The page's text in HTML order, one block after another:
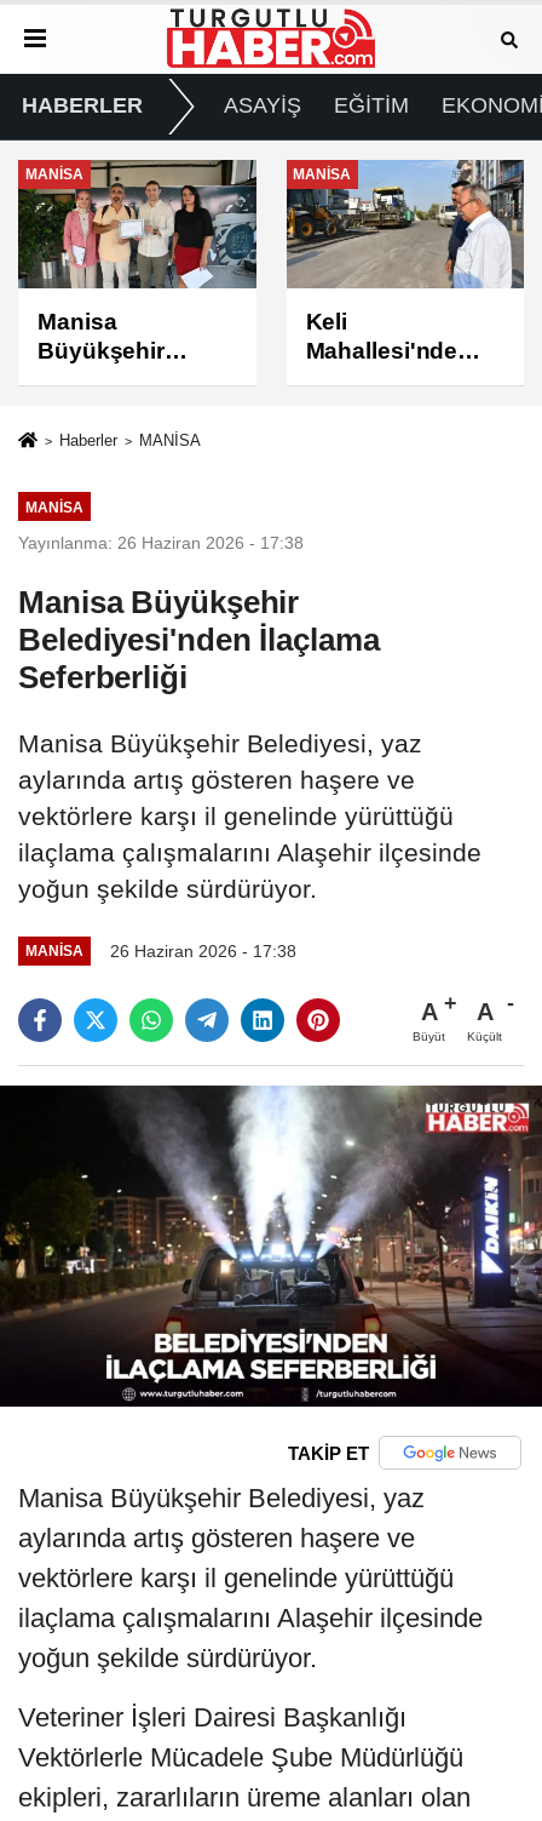
HABERLER ASAYİŞ EĞİTİM
MANİSA
Keli
Mahallesi'nde
Asfalt Çalışması
MANİSA
BAŞKAN ŞİMŞEK
SAHADAKİ
ÇALIŞMALARI
Haberler MANİSA
MANİSA
Yayınlanma: 26 Haziran 2026 - 17:38
Manisa Büyükşehir
Belediyesi'nden İlaçlama
Seferberliği
Manisa Büyükşehir Belediyesi, yaz
aylarında artış gösteren haşere ve
vektörlere karşı il genelinde yürüttüğü
ilaçlama çalışmalarını Alaşehir ilçesinde
yoğun şekilde sürdürüyor.
MANİSA 26 Haziran 2026 - 17:38
A
Büyüt
A
Küçült
TAKİP ET
Manisa Büyükşehir Belediyesi, yaz
aylarında artış gösteren haşere ve
vektörlere karşı il genelinde yürüttüğü
ilaçlama çalışmalarını Alaşehir ilçesinde
yoğun şekilde sürdürüyor.
Veteriner İşleri Dairesi Başkanlığı
Vektörlerle Mücadele Şube Müdürlüğü
ekipleri, zararlıların üreme alanları olan